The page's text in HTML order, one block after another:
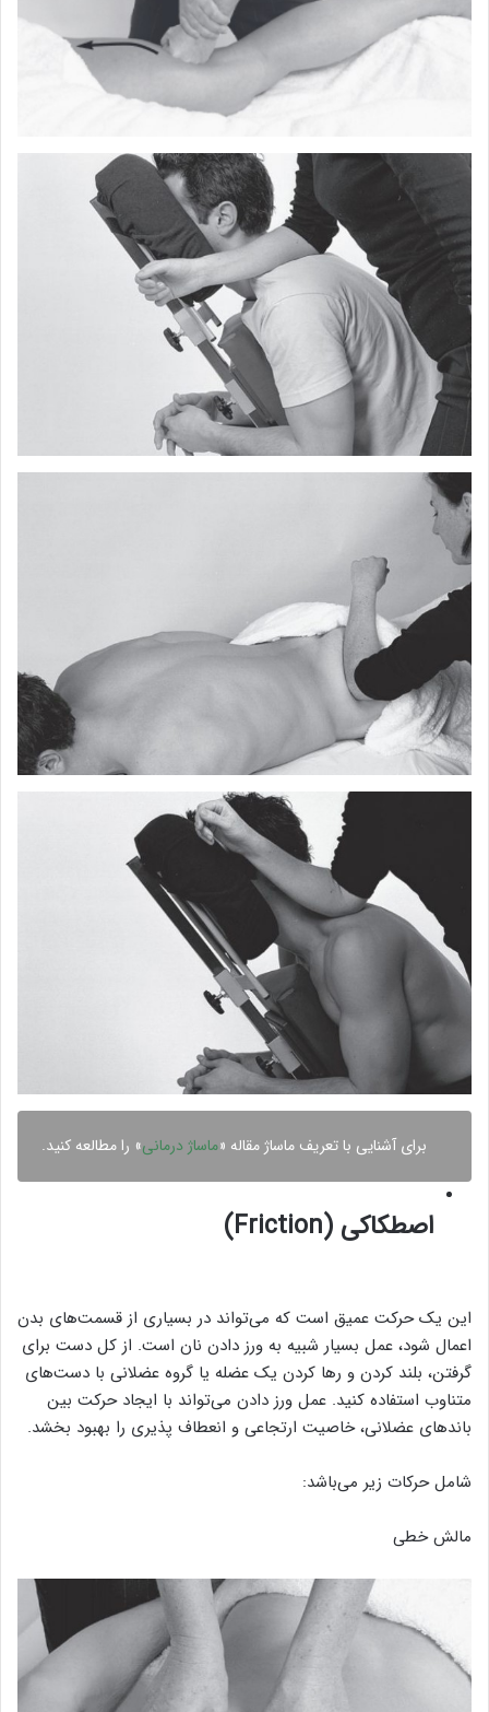
برای آشنایی با تعریف ماساژ مقاله «ماساژ درمانی» را مطالعه کنید.
اصطکاکی (Friction)
این یک حرکت عمیق است که می‌تواند در بسیاری از قسمت‌های بدن
اعمال شود، عمل بسیار شبیه به ورز دادن نان است. از کل دست برای
گرفتن، بلند کردن و رها کردن یک عضله یا گروه عضلانی با دست‌های
متناوب استفاده کنید. عمل ورز دادن می‌تواند با ایجاد حرکت بین
باندهای عضلانی، خاصیت ارتجاعی و انعطاف پذیری را بهبود بخشد.
شامل حرکات زیر می‌باشد:
مالش خطی